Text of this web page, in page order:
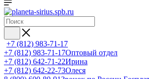
+7 (812) 983-71-17
+7 (812) 983-71-17Оптовый отдел
+7 (812) 642-71-22Ирина
+7 (812) 642-22-73Олеся